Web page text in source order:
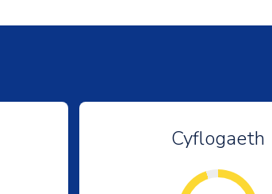
Cyflogaeth